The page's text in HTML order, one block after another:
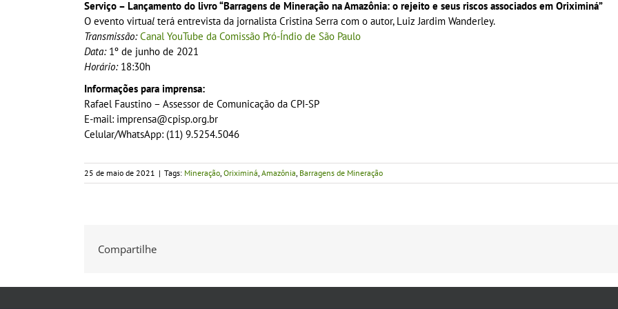
Serviço – Lançamento do livro “Barragens de Mineração na Amazônia: o rejeito e seus riscos associados em Oriximiná”
O evento virtual terá entrevista da jornalista Cristina Serra com o autor, Luiz Jardim Wanderley.
Transmissão: Canal YouTube da Comissão Pró-Índio de São Paulo
Data:1º de junho de 2021
Horário:18:30h
Informações para imprensa:
Rafael Faustino – Assessor de Comunicação da CPI-SP
E-mail: imprensa@cpisp.org.br
Celular/WhatsApp: (11) 9.5254.5046
25 de maio de 2021 | Tags: Mineração Oriximiná Amazônia Barragens de Mineração
Compartilhe